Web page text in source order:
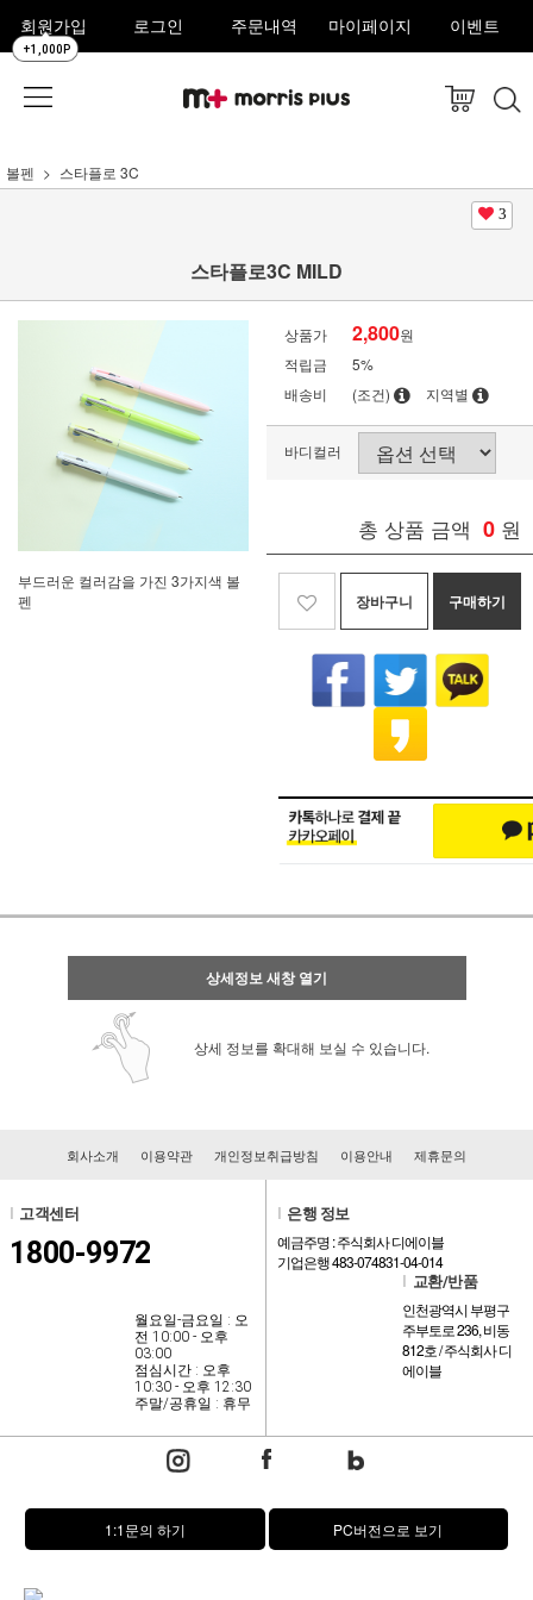
회원가입
+1,000P
로그인 주문내역 마이페이지 이벤트
볼펜 스타플로 3C
3
스타플로3C MILD
부드러운 컬러감을 가진 3가지색 볼
펜
상품가 2,800원
적립금
5%
배송비
(조건) 지역별
바디컬러
총 상품 금액 0 원
장바구니 구매하기
상세정보 새창 열기
상세 정보를 확대해 보실 수 있습니다.
회사소개 이용약관 개인정보취급방침 이용안내 제휴문의
l 고객센터
1800-9972
월요일-금요일 : 오
전 10:00 - 오후
03:00
점심시간 : 오후
10:30 - 오후 12:30
주말/공휴일 : 휴무
l 은행 정보
예금주명 : 주식회사 디에이블
기업은행 483-074831-04-014
l 교환/반품
인천광역시 부평구
주부토로 236, 비동
812호 / 주식회사 디
에이블
1:1문의 하기 PC버전으로 보기